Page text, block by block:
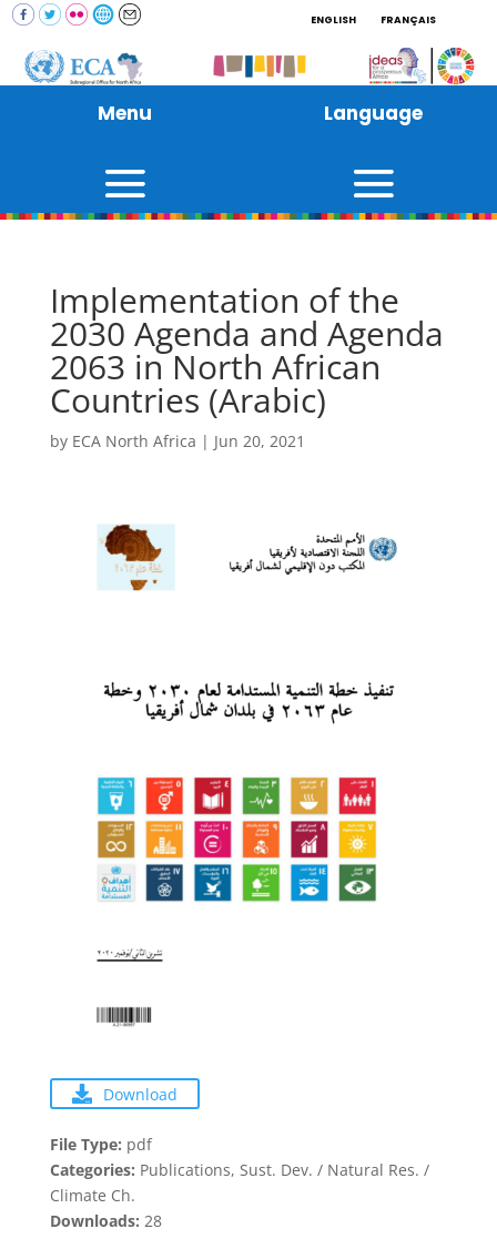
ENGLISH FRANÇAIS
Menu Language
Implementation of the
2030 Agenda and Agenda
2063 in North African
Countries (Arabic)
by ECA North Africa | Jun 20, 2021
Download
File Type: pdf
Categories: Publications, Sust. Dev. / Natural Res. /
Climate Ch.
Downloads: 28